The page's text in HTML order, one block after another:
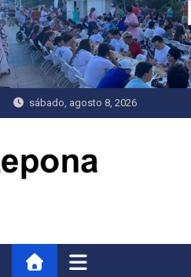
Saltar
al
contenido
sábado, agosto 8, 2026